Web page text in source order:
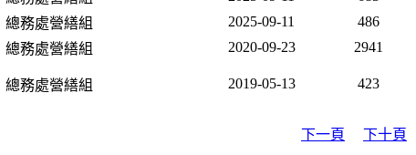
總務處營繕組 2025-09-11
486
總務處營繕組 2020-09-23
2941
總務處營繕組 2019-05-13 423
下一頁 下十頁